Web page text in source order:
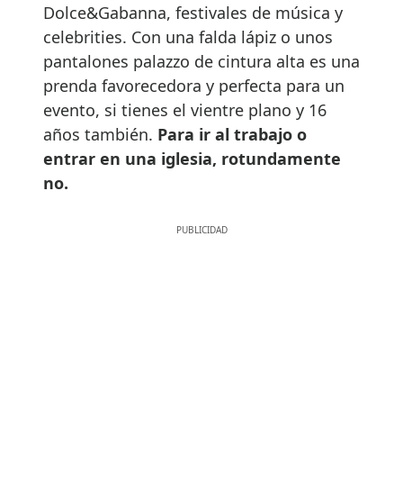
Dolce&Gabanna, festivales de música y
celebrities. Con una falda lápiz o unos
pantalones palazzo de cintura alta es una
prenda favorecedora y perfecta para un
evento, si tienes el vientre plano y 16
años también. Para ir al trabajo o
entrar en una iglesia, rotundamente
no.